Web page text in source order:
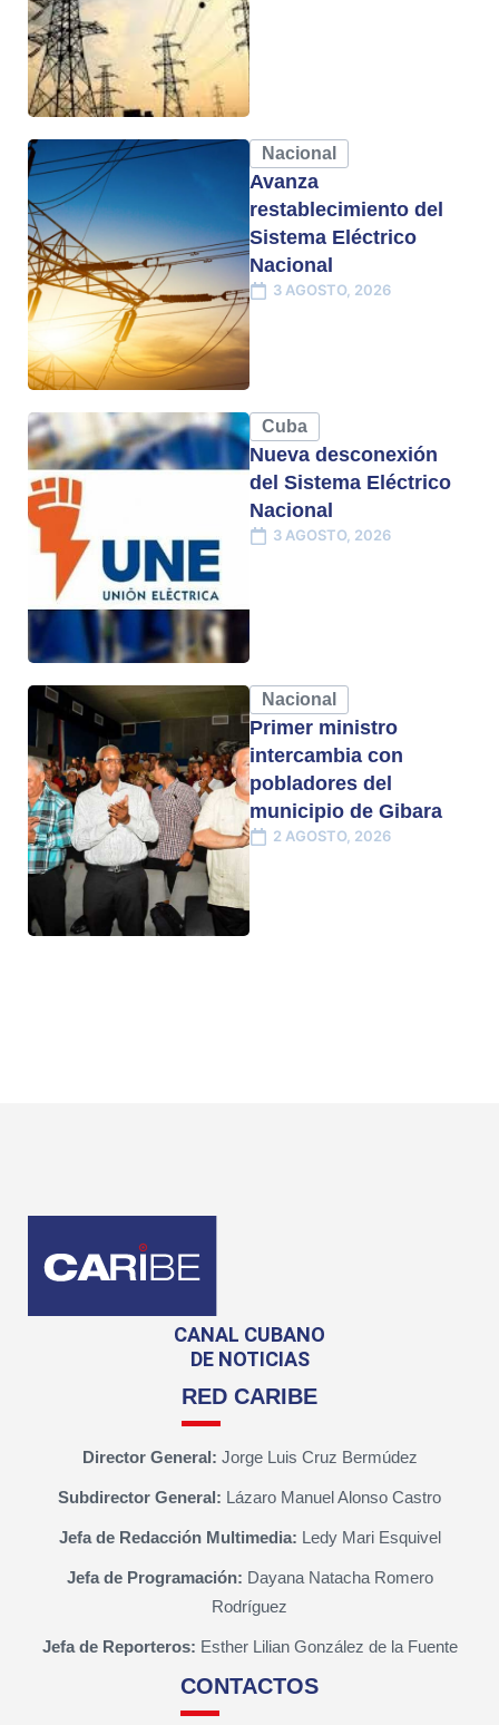
Nacional
Avanza
restablecimiento del
Sistema Eléctrico
Nacional
3 AGOSTO, 2026
Cuba
Nueva desconexión
del Sistema Eléctrico
Nacional
3 AGOSTO, 2026
Nacional
Primer ministro
intercambia con
pobladores del
municipio de Gibara
2 AGOSTO, 2026
CANAL CUBANO
DE NOTICIAS
RED CARIBE
Director General: Jorge Luis Cruz Bermúdez
Subdirector General: Lázaro Manuel Alonso Castro
Jefa de Redacción Multimedia: Ledy Mari Esquivel
Jefa de Programación: Dayana Natacha Romero
Rodríguez
Jefa de Reporteros: Esther Lilian González de la Fuente
CONTACTOS